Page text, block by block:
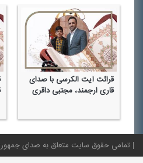
قرائت آیت الكرسی با صدای
قاری ارجمند، مجتبی داقری
تمامی حقوق سایت متعلق به صدای